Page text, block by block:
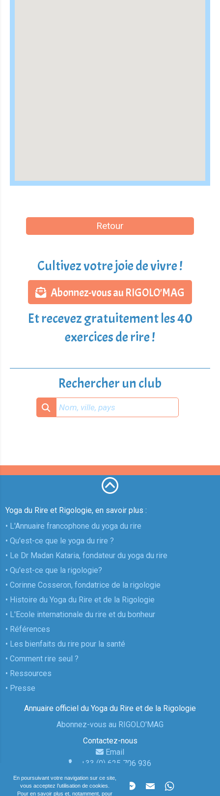
En poursuivant votre navigation sur ce site,
vous acceptez l’utilisation de cookies.
Pour en savoir plus et, notamment, pour
Retour
Cultivez votre joie de vivre !
Abonnez-vous au RIGOLO'MAG
Et recevez gratuitement les 40
exercices de rire !
Rechercher un club
Yoga du Rire et Rigologie, en savoir plus :
• L'Annuaire francophone du yoga du rire
• Qu'est-ce que le yoga du rire ?
• Le Dr Madan Kataria, fondateur du yoga du rire
• Qu'est-ce que la rigologie?
• Corinne Cosseron, fondatrice de la rigologie
• Histoire du Yoga du Rire et de la Rigologie
• L'Ecole internationale du rire et du bonheur
• Références
• Les bienfaits du rire pour la santé
• Comment rire seul ?
• Ressources
• Presse
Annuaire officiel du Yoga du Rire et de la Rigologie
Abonnez-vous au RIGOLO'MAG
Contactez-nous
Email
+33 (0) 625 706 936
Partager la page